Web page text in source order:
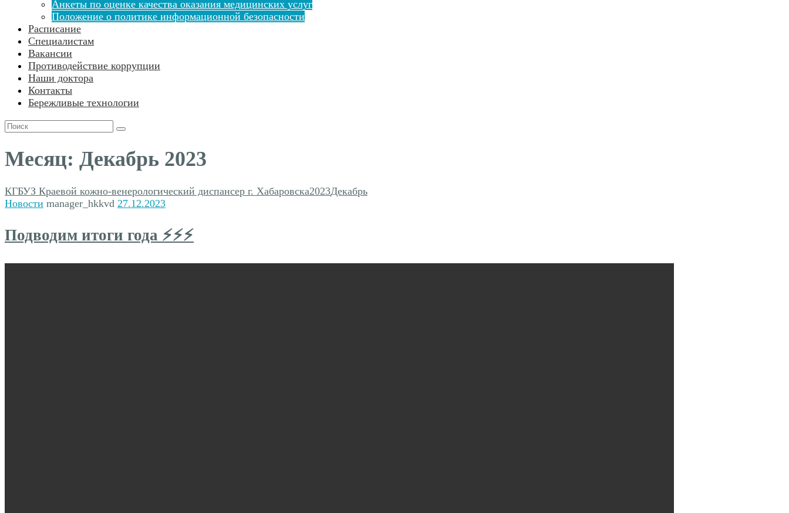
Анкеты по оценке качества оказания медицинских услуг
Положение о политике информационной безопасности
Расписание
Специалистам
Вакансии
Противодействие коррупции
Наши доктора
Контакты
Бережливые технологии
Поиск
Месяц: Декабрь 2023
КГБУЗ Краевой кожно-венерологический диспансер г. Хабаровска2023Декабрь
Новости manager_hkkvd 27.12.2023
Подводим итоги года ⚡️⚡️⚡️